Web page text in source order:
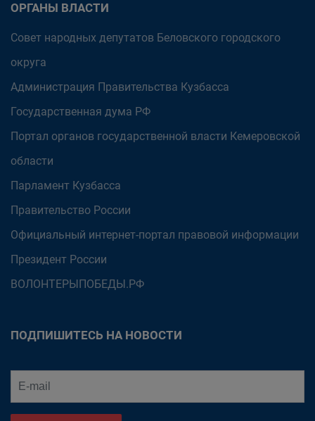
ОРГАНЫ ВЛАСТИ
Совет народных депутатов Беловского городского
округа
Администрация Правительства Кузбасса
Государственная дума РФ
Портал органов государственной власти Кемеровской
области
Парламент Кузбасса
Правительство России
Официальный интернет-портал правовой информации
Президент России
ВОЛОНТЕРЫПОБЕДЫ.РФ
ПОДПИШИТЕСЬ НА НОВОСТИ